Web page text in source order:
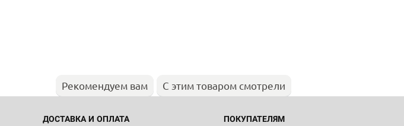
Рекомендуем вам С этим товаром смотрели
ДОСТАВКА И ОПЛАТА ПОКУПАТЕЛЯМ